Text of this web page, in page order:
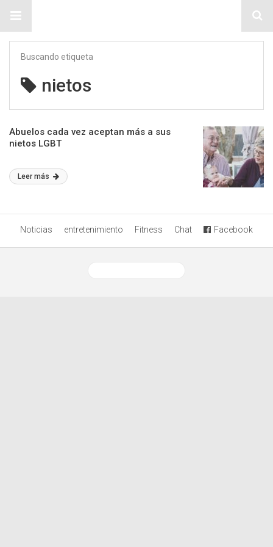
Buscando etiqueta
nietos
Abuelos cada vez aceptan más a sus
nietos LGBT
Leer más
Noticias entretenimiento Fitness Chat Facebook